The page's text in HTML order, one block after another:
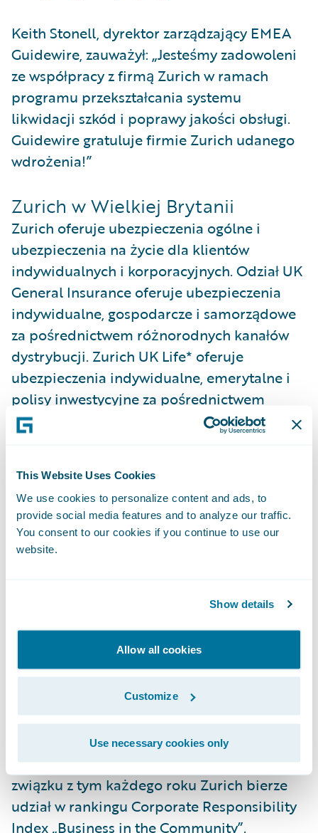
This Website Uses Cookies
We use cookies to personalize content and ads, to
provide social media features and to analyze our traffic.
You consent to our cookies if you continue to use our
website.
Show details
Allow all cookies
Customize
Use necessary cookies only
Keith Stonell, dyrektor zarządzający EMEA
Guidewire, zauważył: „Jesteśmy zadowoleni
ze współpracy z firmą Zurich w ramach
programu przekształcania systemu
likwidacji szkód i poprawy jakości obsługi.
Guidewire gratuluje firmie Zurich udanego
wdrożenia!”
Zurich w Wielkiej Brytanii
Zurich oferuje ubezpieczenia ogólne i
ubezpieczenia na życie dla klientów
indywidualnych i korporacyjnych. Odział UK
General Insurance oferuje ubezpieczenia
indywidualne, gospodarcze i samorządowe
za pośrednictwem różnorodnych kanałów
dystrybucji. Zurich UK Life* oferuje
ubezpieczenia indywidualne, emerytalne i
polisy inwestycyjne za pośrednictwem
instytucji finansowych. UK Life oferuje także
polisy i ubezpieczenia emerytalne na rynku
doradców w zakresie świadczeń
pracowniczych. Sieć 21 placówek firmy w
Wielkiej Brytanii – m.in. w Birmingham,
Cardiff, Farnborough, Glasgow, Londynie,
Odpowiedzialność społeczna jest integralną
częścią naszej metody działania. Zurich
rozumie potrzebę ustalenia i utrzymania
wysokich standardów rzetelności w
stosunku do klientów, pracowników,
lokalnych społeczności, całego
społeczeństwa i środowiska naturalnego. W
związku z tym każdego roku Zurich bierze
udział w rankingu Corporate Responsibility
Index „Business in the Community”.